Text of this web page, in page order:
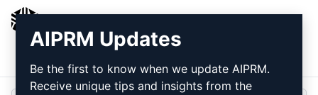
ログイン
AIPRM Updates
Be the first to know when we update AIPRM.
Receive unique tips and insights from the